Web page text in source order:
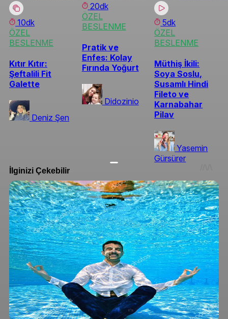
10dk
ÖZEL
BESLENME
Kıtır Kıtır:
Şeftalili Fit
Galette
Deniz Şen
20dk
ÖZEL
BESLENME
Pratik ve
Enfes: Kolay
Fırında Yoğurt
Didozinio
5dk
ÖZEL
BESLENME
Müthiş İkili:
Soya Soslu,
Susamlı Hindi
Fileto ve
Karnabahar
Pilav
Yasemin
Gürsürer